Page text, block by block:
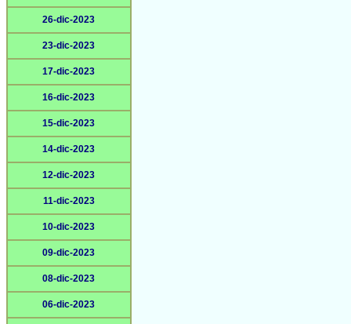
26-dic-2023
23-dic-2023
17-dic-2023
16-dic-2023
15-dic-2023
14-dic-2023
12-dic-2023
11-dic-2023
10-dic-2023
09-dic-2023
08-dic-2023
06-dic-2023